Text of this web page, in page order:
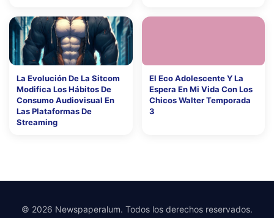
La Evolución De La Sitcom
Modifica Los Hábitos De
Consumo Audiovisual En
Las Plataformas De
Streaming
El Eco Adolescente Y La
Espera En Mi Vida Con Los
Chicos Walter Temporada
3
© 2026 Newspaperalum. Todos los derechos reservados.